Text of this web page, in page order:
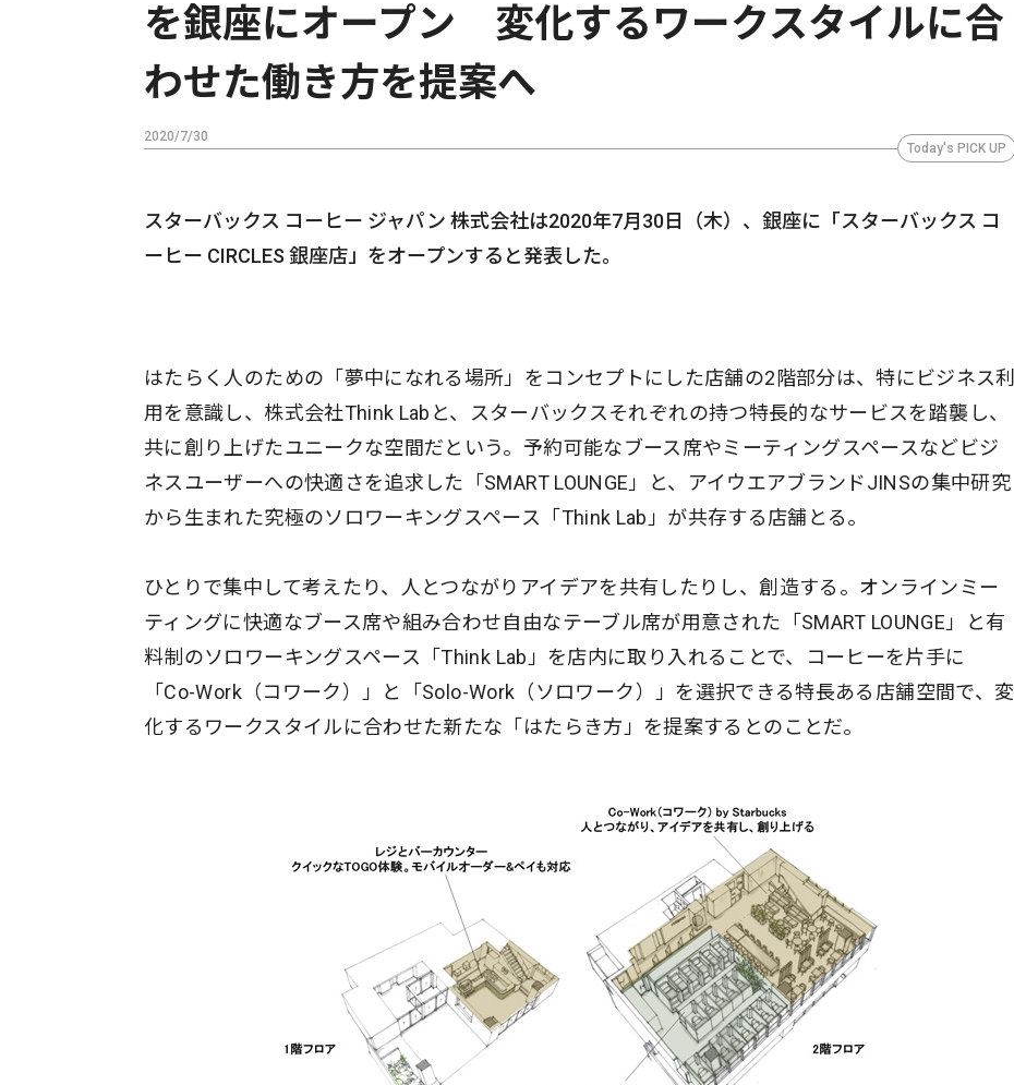
を銀座にオープン 変化するワークスタイルに合
わせた働き方を提案へ
2020/7/30
Today's PICK UP
スターバックス コーヒー ジャパン 株式会社は2020年7月30日（木）、銀座に「スターバックス コ
ーヒー CIRCLES 銀座店」をオープンすると発表した。
はたらく人のための「夢中になれる場所」をコンセプトにした店舗の2階部分は、特にビジネス利
用を意識し、株式会社Think Labと、スターバックスそれぞれの持つ特長的なサービスを踏襲し、
共に創り上げたユニークな空間だという。予約可能なブース席やミーティングスペースなどビジ
ネスユーザーへの快適さを追求した「SMART LOUNGE」と、アイウエアブランドJINSの集中研究
から生まれた究極のソロワーキングスペース「Think Lab」が共存する店舗とる。
ひとりで集中して考えたり、人とつながりアイデアを共有したりし、創造する。オンラインミー
ティングに快適なブース席や組み合わせ自由なテーブル席が用意された「SMART LOUNGE」と有
料制のソロワーキングスペース「Think Lab」を店内に取り入れることで、コーヒーを片手に
「Co-Work（コワーク）」と「Solo-Work（ソロワーク）」を選択できる特長ある店舗空間で、変
化するワークスタイルに合わせた新たな「はたらき方」を提案するとのことだ。